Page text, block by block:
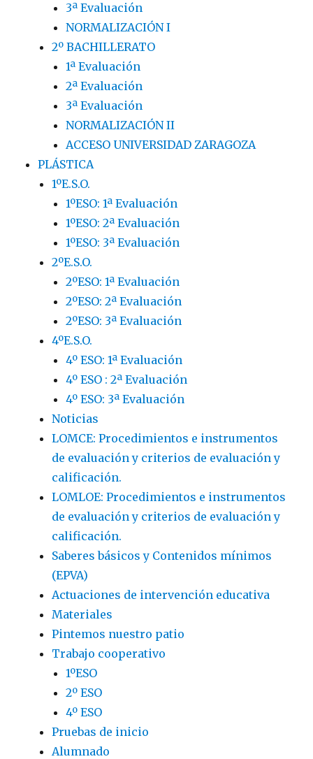
3ª Evaluación
NORMALIZACIÓN I
2º BACHILLERATO
1ª Evaluación
2ª Evaluación
3ª Evaluación
NORMALIZACIÓN II
ACCESO UNIVERSIDAD ZARAGOZA
PLÁSTICA
1ºE.S.O.
1ºESO: 1ª Evaluación
1ºESO: 2ª Evaluación
1ºESO: 3ª Evaluación
2ºE.S.O.
2ºESO: 1ª Evaluación
2ºESO: 2ª Evaluación
2ºESO: 3ª Evaluación
4ºE.S.O.
4º ESO: 1ª Evaluación
4º ESO : 2ª Evaluación
4º ESO: 3ª Evaluación
Noticias
LOMCE: Procedimientos e instrumentos
de evaluación y criterios de evaluación y
calificación.
LOMLOE: Procedimientos e instrumentos
de evaluación y criterios de evaluación y
calificación.
Saberes básicos y Contenidos mínimos
(EPVA)
Actuaciones de intervención educativa
Materiales
Pintemos nuestro patio
Trabajo cooperativo
1ºESO
2º ESO
4º ESO
Pruebas de inicio
Alumnado